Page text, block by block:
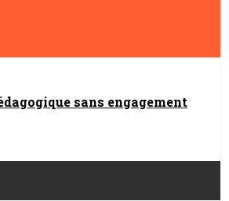
sans engagement